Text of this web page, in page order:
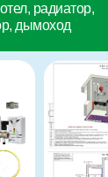
радиатор,
дымоход